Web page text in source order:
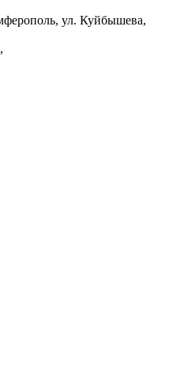
ул. Куйбышева,